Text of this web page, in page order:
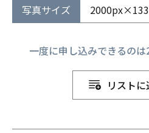
写真サイズ
一度に申し込みできるのは
リスト